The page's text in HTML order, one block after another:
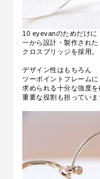
10 eyevanのためだけに
一から設計・製作された
クロスブリッジを採用。
デザイン性はもちろん
ツーポイントフレームに
求められる十分な強度
重要な役割も担っていま